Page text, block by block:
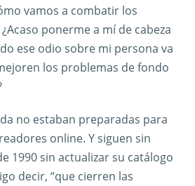
vamos a combatir los
ponerme a mí de cabeza
ese odio sobre mi persona va
los problemas de fondo
no estaban preparadas para
online. Y siguen sin
1990 sin actualizar su catálogo
decir, “que cierren las